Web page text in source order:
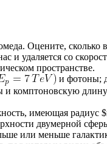
Оцените, сколько
и удаляется со
пространстве.
и фотоны;
и комптоновскую
имеющая
двумерной
или меньше